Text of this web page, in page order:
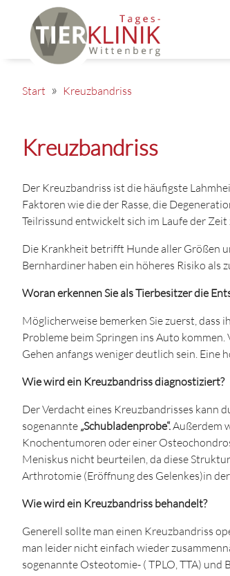
Start Kreuzbandriss
Kreuzbandriss
Der Kreuzbandriss ist die häufigste
Faktoren wie die der Rasse, die
Teilrissund entwickelt sich im Laufe der Zeit
Die Krankheit betrifft Hunde aller Größen
Bernhardiner haben ein höheres Risiko als
Woran erkennen Sie als Tierbesitzer die
Möglicherweise bemerken Sie zuerst, dass
Probleme beim Springen ins Auto
Gehen anfangs weniger deutlich sein. Eine
Wie wird ein Kreuzbandriss diagnostiziert?
Der Verdacht eines Kreuzbandrisses kann
sogenannte „Schubladenprobe“.Außerdem
Knochentumoren oder einer
Meniskus nicht beurteilen, da diese
Arthrotomie (Eröffnung des Gelenkes)in
Wie wird ein Kreuzbandriss behandelt?
Generell sollte man einen Kreuzbandriss
man leider nicht einfach wieder
sogenannte Osteotomie- ( TPLO, TTA)